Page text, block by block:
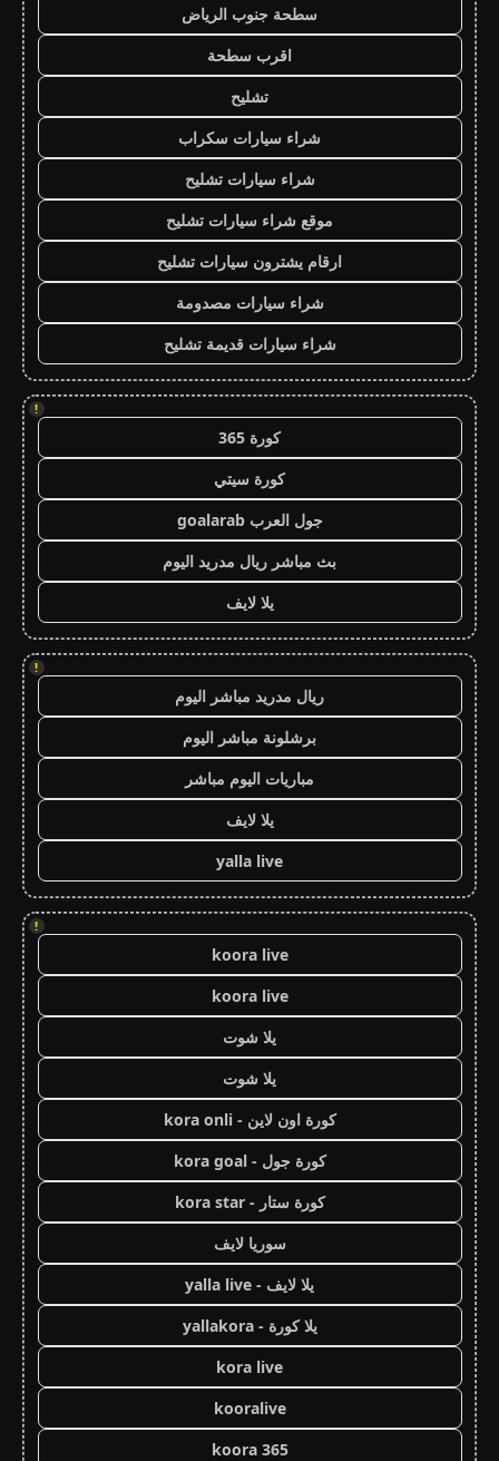
سطحة جنوب الرياض
اقرب سطحة
تشليح
شراء سيارات سكراب
شراء سيارات تشليح
موقع شراء سيارات تشليح
ارقام يشترون سيارات تشليح
شراء سيارات مصدومة
شراء سيارات قديمة تشليح
!
كورة 365
كورة سيتي
جول العرب goalarab
بث مباشر ريال مدريد اليوم
يلا لايف
!
ريال مدريد مباشر اليوم
برشلونة مباشر اليوم
مباريات اليوم مباشر
يلا لايف
yalla live
!
koora live
koora live
يلا شوت
يلا شوت
كورة اون لاين - kora onli
كورة جول - kora goal
كورة ستار - kora star
سوريا لايف
يلا لايف - yalla live
يلا كورة - yallakora
kora live
kooralive
koora 365